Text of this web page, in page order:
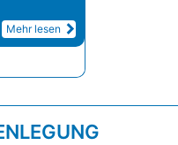
Mehr lesen